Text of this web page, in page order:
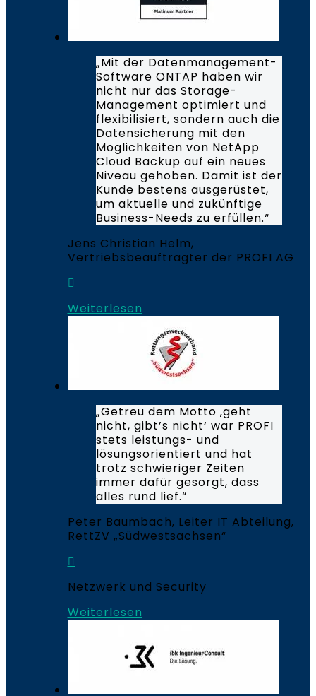
„Mit der Datenmanagement-
Software ONTAP haben wir
nicht nur das Storage-
Management optimiert und
flexibilisiert, sondern auch die
Datensicherung mit den
Möglichkeiten von NetApp
Cloud Backup auf ein neues
Niveau gehoben. Damit ist der
Kunde bestens ausgerüstet,
um aktuelle und zukünftige
Business-Needs zu erfüllen.“
Jens Christian Helm,
Vertriebsbeauftragter der PROFI AG
Weiterlesen
„Getreu dem Motto ‚geht
nicht, gibt’s nicht‘ war PROFI
stets leistungs- und
lösungsorientiert und hat
trotz schwieriger Zeiten
immer dafür gesorgt, dass
alles rund lief.“
Peter Baumbach, Leiter IT Abteilung,
RettZV „Südwestsachsen“
Netzwerk und Security
Weiterlesen